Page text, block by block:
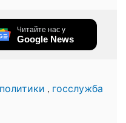
Читайте нас у
Google News
, госслужба